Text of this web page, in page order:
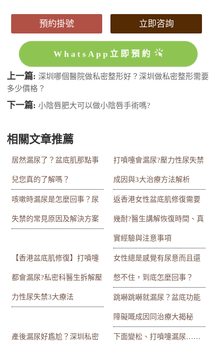
預約掛號 立即咨詢
WhatsApp立即預約
上一篇: 深圳哪個醫院做私密整形好？深圳做私密整形需要
多少價格？
下一篇: 小陰唇肥大可以做小陰唇手術嗎?
相關文章推薦
居然漏尿了？盆底肌那點事
兒您真的了解嗎？
打噴嚏會漏尿?壓力性尿失禁
成因與3大治療方法解析
咳嗽時漏尿是怎麼回事？尿
失禁的常見原因及解決方案
返香港女性盆底肌修復需要
幾耐?醫生講解恢復時間、真
實經驗與注意事項
【香港盆底肌修復】打噴嚏
都會漏尿?私密科醫生拆解壓
力性尿失禁3大療法
女性總是感覺有尿意而且還
憋不住，到底怎麼回事？
跳嚇跳嚇就漏尿？盆底功能
障礙嘅成因同治療大揭秘
產後漏尿好尷尬？深圳私密 下面變松、打噴嚏漏尿……